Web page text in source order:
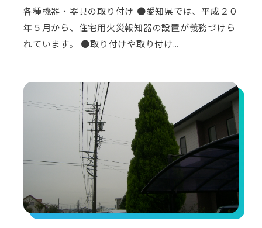
各種機器・器具の取り付け ●愛知県では、平成２０
年５月から、住宅用火災報知器の設置が義務づけら
れています。 ●取り付けや取り付け…